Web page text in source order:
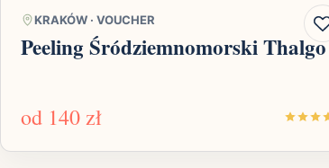
KRAKÓW · VOUCHER
Peeling Śródziemnomorski Thalgo
od 140 zł